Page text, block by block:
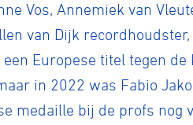
Vos, Annemiek van
van Dijk
Europese titel tegen
in 2022 was Fabio
medaille bij de profs nog